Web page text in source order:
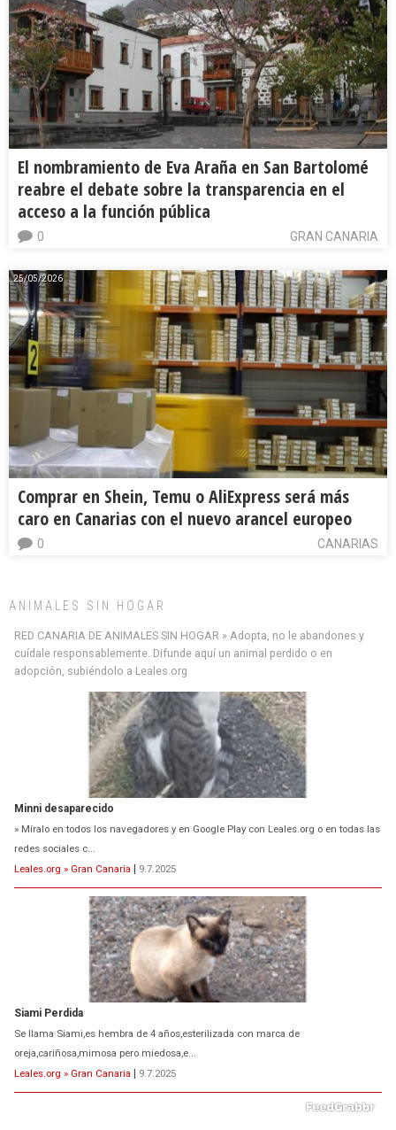
El nombramiento de Eva Araña en San Bartolomé
reabre el debate sobre la transparencia en el
acceso a la función pública
GRAN CANARIA
0
25/05/2026
Comprar en Shein, Temu o AliExpress será más
caro en Canarias con el nuevo arancel europeo
CANARIAS
0
ANIMALES SIN HOGAR
RED CANARIA DE ANIMALES SIN HOGAR » Adopta, no le abandones y
cuídale responsablemente. Difunde aquí un animal perdido o en
adopción, subiéndolo a Leales.org
» Míralo en todos los navegadores y en Google Play con Leales.org o en todas las
redes sociales c...
Siami Perdida
Se llama Siami,es hembra de 4 años,esterilizada con marca de
oreja,cariñosa,mimosa pero miedosa,e...
Leales.org » Gran Canaria | 9.7.2025
ADOPCIÓN URGENTE GATA TEROR GRAN CANARIA
El ayuntamiento se va a llevar a Los Gatos callejeros de la zona los próximos
días, ella incluida...
Leales.org » Gran Canaria | 9.7.2025